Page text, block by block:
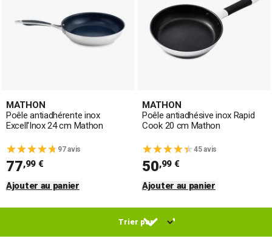
MATHON
Poêle antiadhérente inox
Excell'Inox 24 cm Mathon
97 avis
77,99 €
Ajouter au panier
MATHON
Poêle antiadhésive inox Rapid
Cook 20 cm Mathon
45 avis
50,99 €
Ajouter au panier